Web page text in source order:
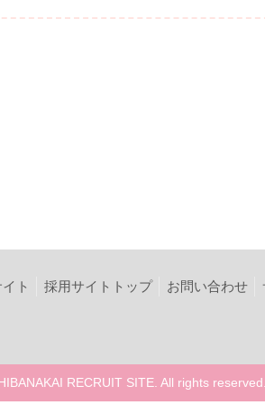
ト 採用サイトトップ お問い合わせ
RECRUIT SITE. All rights reserved.